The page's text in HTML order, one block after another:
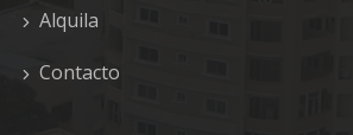
Alquila
Contacto